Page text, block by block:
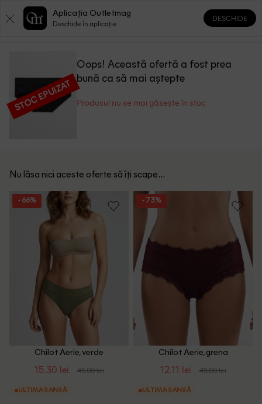
0 0
STOC EPUIZAT
Oops! Această ofertă a fost prea
bună ca să mai aștepte
Produsul nu se mai găsește în stoc
Nu lăsa nici aceste oferte să îți scape...
- 66%
Chilot Aerie, verde
15.30 lei 45.00 lei
ULTIMA ȘANSĂ
- 73%
Chilot Aerie, grena
12.11 lei 45.00 lei
ULTIMA ȘANSĂ
Aplicația Outletmag
Deschide în aplicație
DESCHIDE